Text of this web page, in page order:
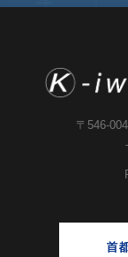
〒546-